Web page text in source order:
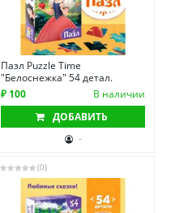
Пазл Puzzle Time
"Белоснежка" 54 детал.
₽ 100
В наличии
ДОБАВИТЬ
-
(0)